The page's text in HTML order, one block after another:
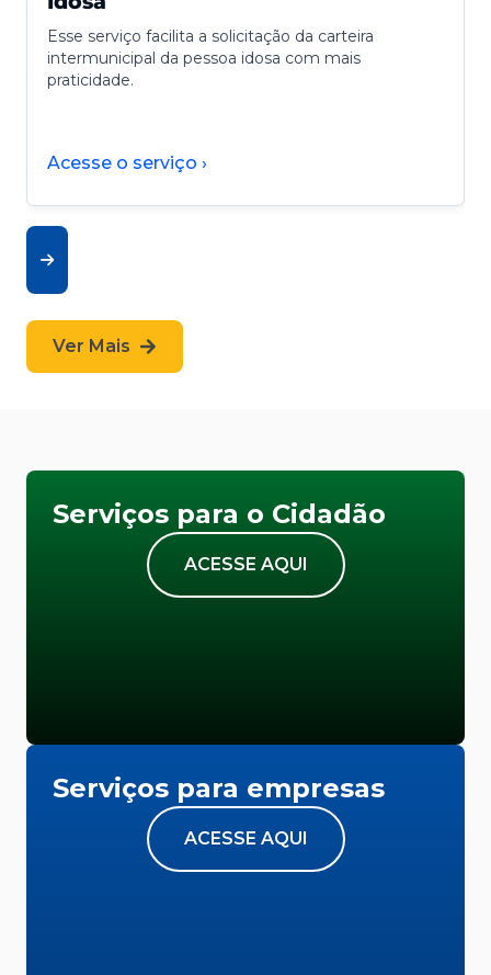
Esse serviço facilita a solicitação da carteira
intermunicipal da pessoa idosa com mais
praticidade.
Acesse o serviço ›
Ver Mais
Serviços para o Cidadão
ACESSE AQUI
Serviços para empresas
ACESSE AQUI